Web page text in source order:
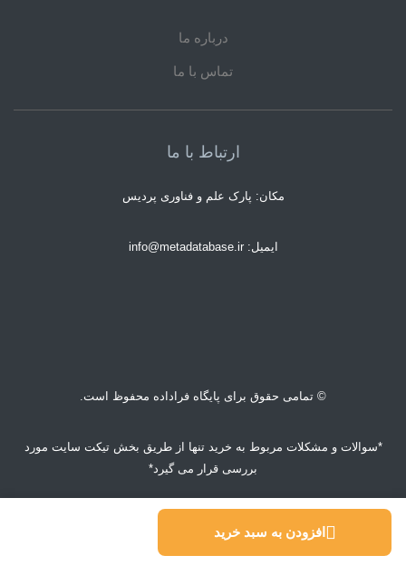
افزودن به سبد خرید
درباره ما
تماس با ما
ارتباط با ما
مکان: پارک علم و فناوری پردیس
ایمیل: info@metadatabase.ir
© تمامی حقوق برای پایگاه فراداده محفوظ است.
*سوالات و مشکلات مربوط به خرید تنها از طریق بخش تیکت سایت مورد
بررسی قرار می گیرد*
© تمام حقوق محفوظ است.